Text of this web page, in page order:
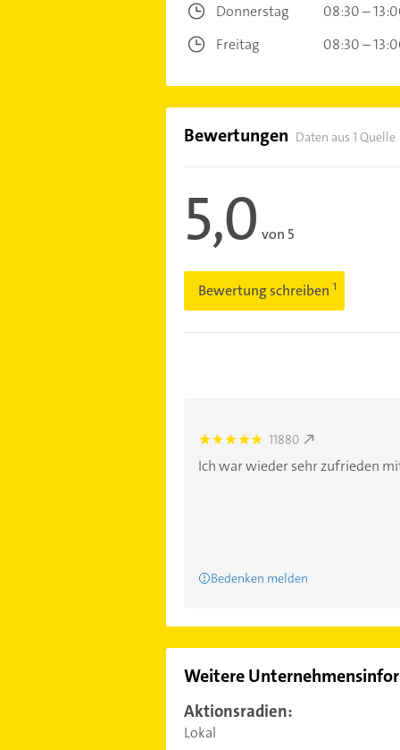
Donnerstag
08:30 –
Freitag
08:30 –
Bewertungen Daten aus 1 Quelle
5,0 von 5
Bewertung schreiben
5.0 11880
Ich war wieder sehr zufrieden
Bedenken melden
Weitere
Aktionsradien:
Lokal